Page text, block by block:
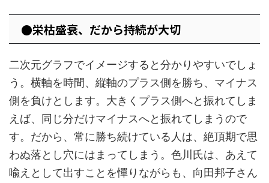
●栄枯盛衰、だから持続が大切
二次元グラフでイメージすると分かりやすいでしょ
う。横軸を時間、縦軸のプラス側を勝ち、マイナス
側を負けとします。大きくプラス側へと振れてしま
えば、同じ分だけマイナスへと振れてしまうので
す。だから、常に勝ち続けている人は、絶頂期で思
わぬ落とし穴にはまってしまう。色川氏は、あえて
喩えとして出すことを憚りながらも、向田邦子さん